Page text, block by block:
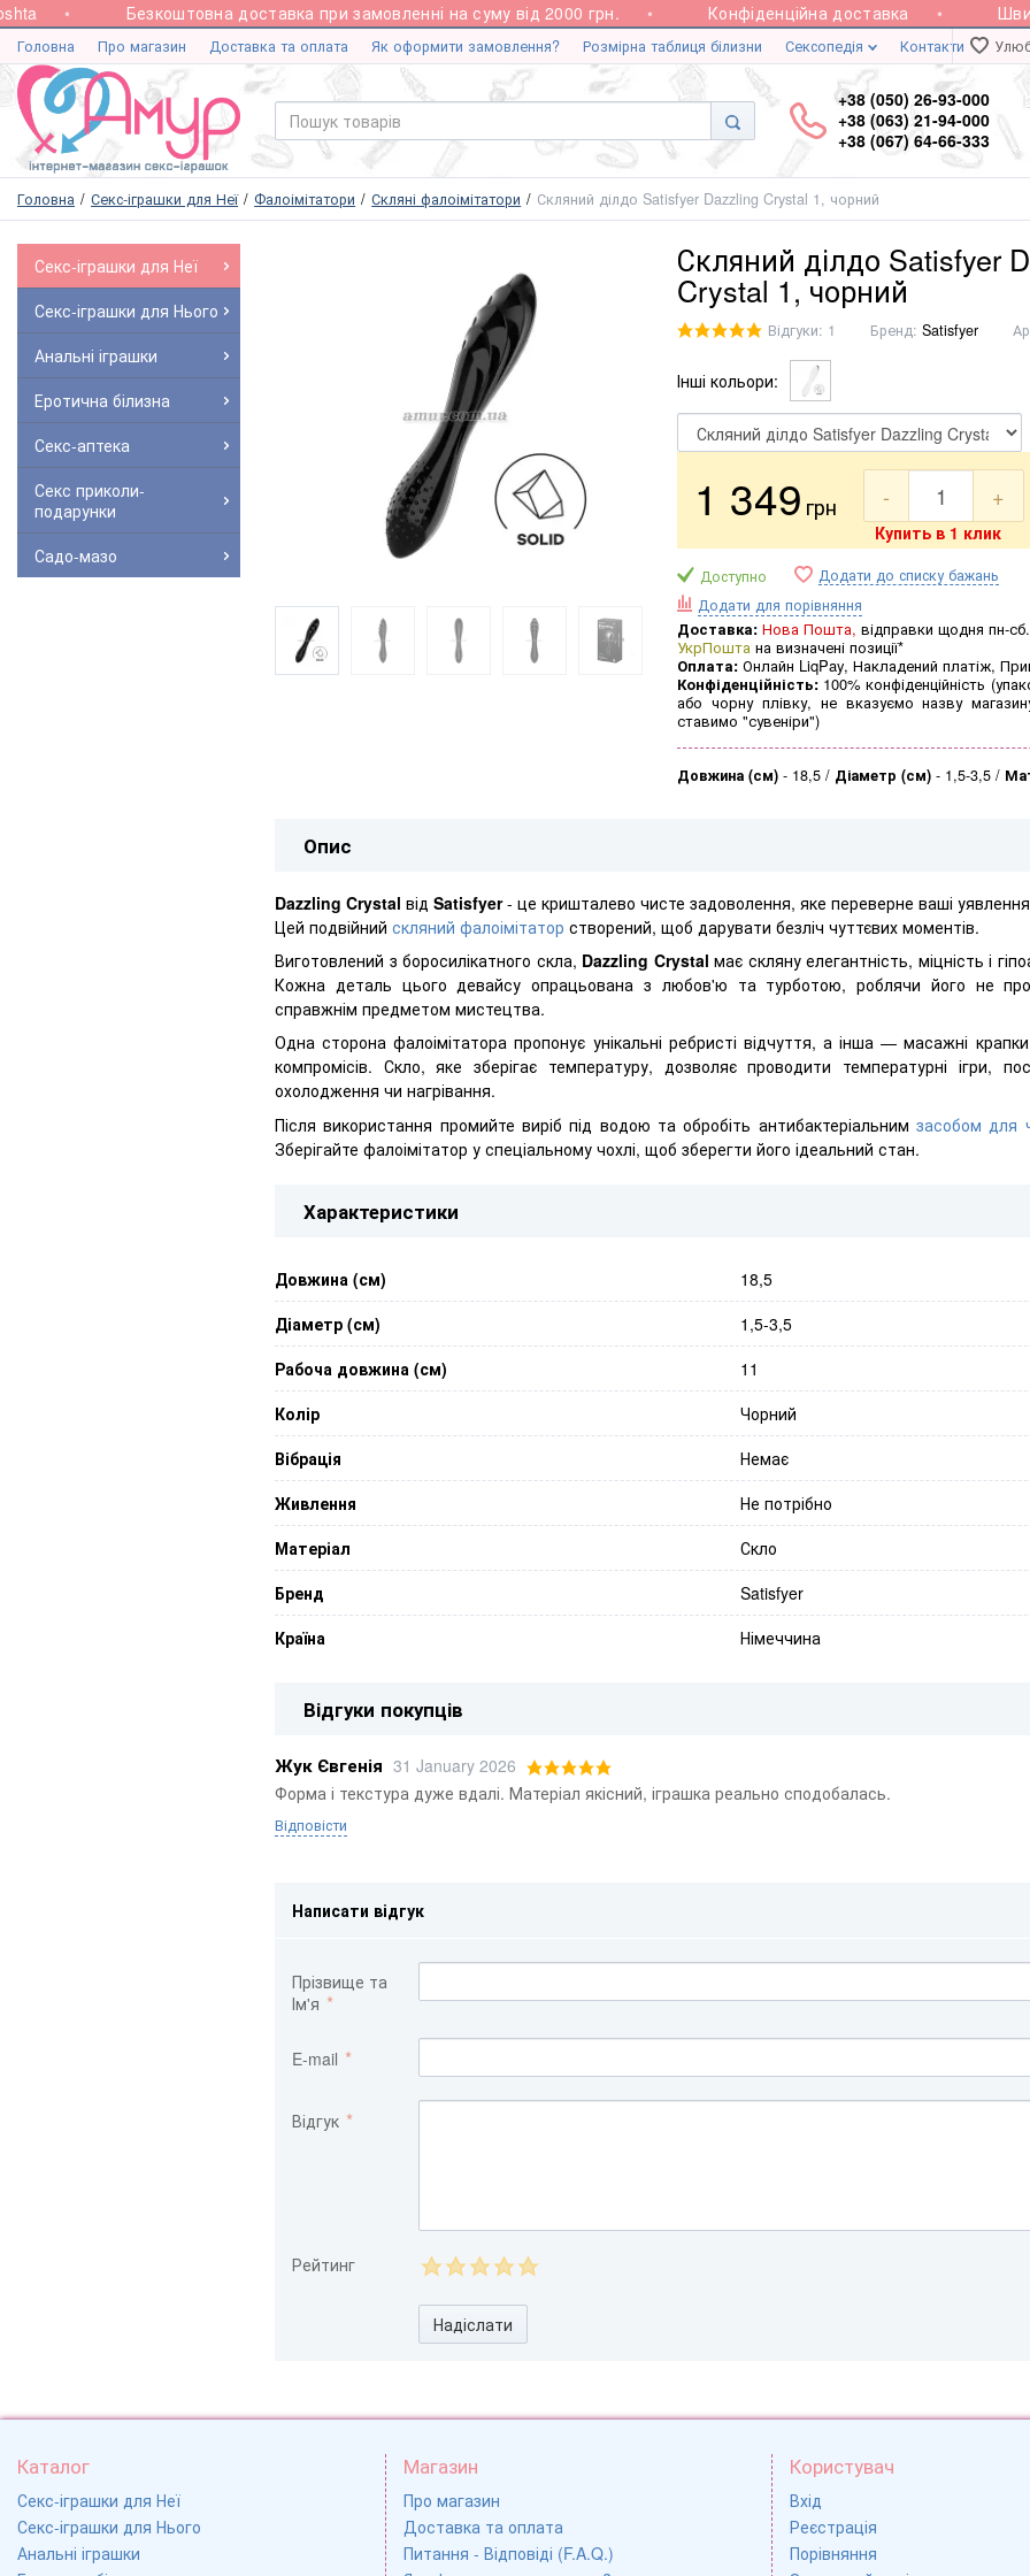
Безкоштовна доставка при замовленні на суму від 2000 грн. Конфіденційна доставка
Головна Про магазин Доставка та оплата Як оформити замовлення? Розмірна таблиця білизни Сексопедія Контакти
+38 (050) 26-93-000
+38 (063) 21-94-000
+38 (067) 64-66-333
Головна Секс-іграшки для Неї Фалоімітатори Скляні фалоімітатори Скляний ділдо Satisfyer Dazzling Crystal 1, чорний
Секс-іграшки для Неї
Секс-іграшки для Нього
Анальні іграшки
Еротична білизна
Секс-аптека
Секс приколи-
подарунки
Садо-мазо
Скляний ділдо Satisfyer
Crystal 1, чорний
Відгуки: 1 Бренд: Satisfyer
Інші кольори:
1 349 грн - +
Купить в 1 клик
Доступно
Додати до списку бажань
Додати для порівняння
Доставка: Нова Пошта, відправки щодня пн-сб.
УкрПошта на визначені позиції*
Оплата: Онлайн LiqPay, Накладений платіж,
Конфіденційність: 100% конфіденційність
або чорну плівку, не вказуємо назву
ставимо "сувеніри")
Довжина (см) - 18,5 Діаметр (см) - 1,5-3,5
Опис
Dazzling Crystal від Satisfyer- це кришталево чисте задоволення, яке переверне ваші
Цей подвійний скляний фалоімітатор створений, щоб дарувати безліч чуттєвих моментів.
Виготовлений з боросилікатного скла, Dazzling Crystal має скляну елегантність, міцність і
Кожна деталь цього девайсу опрацьована з любов'ю та турботою, роблячи його не
справжнім предметом мистецтва.
Одна сторона фалоімітатора пропонує унікальні ребристі відчуття, а інша — масажні
компромісів. Скло, яке зберігає температуру, дозволяє проводити температурні ігри,
охолодження чи нагрівання.
Після використання промийте виріб під водою та обробіть антибактеріальним засобом для
Зберігайте фалоімітатор у спеціальному чохлі, щоб зберегти його ідеальний стан.
Характеристики
Довжина (см)
18,5
Діаметр (см)
1,5-3,5
Рабоча довжина (см)
11
Колір
Чорний
Вібрація
Немає
Живлення
Не потрібно
Матеріал
Скло
Бренд
Satisfyer
Країна
Німеччина
Відгуки покупців
Жук Євгенія 31 January 2026
Форма і текстура дуже вдалі. Матеріал якісний, іграшка реально сподобалась.
Відповісти
Написати відгук
Прізвище та
Ім'я
E-mail
Відгук
Рейтинг
Надіслати
Каталог
Секс-іграшки для Неї
Секс-іграшки для Нього
Анальні іграшки
Магазин
Про магазин
Доставка та оплата
Питання - Відповіді (F.A.Q.)
Користувач
Вхід
Реєстрація
Порівняння